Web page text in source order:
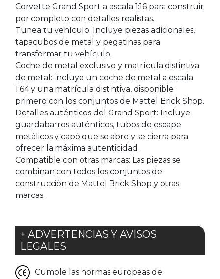
Corvette Grand Sport a escala 1:16 para construir
por completo con detalles realistas.
Tunea tu vehículo: Incluye piezas adicionales,
tapacubos de metal y pegatinas para
transformar tu vehículo.
Coche de metal exclusivo y matrícula distintiva
de metal: Incluye un coche de metal a escala
1:64 y una matrícula distintiva, disponible
primero con los conjuntos de Mattel Brick Shop.
Detalles auténticos del Grand Sport: Incluye
guardabarros auténticos, tubos de escape
metálicos y capó que se abre y se cierra para
ofrecer la máxima autenticidad.
Compatible con otras marcas: Las piezas se
combinan con todos los conjuntos de
construcción de Mattel Brick Shop y otras
marcas.
+ ADVERTENCIAS Y AVISOS
LEGALES
Cumple las normas europeas de